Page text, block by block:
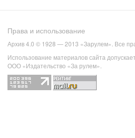
Права и использование
Архив 4.0 © 1928 — 2013 «Зарулем». Все
Использование материалов сайта
ООО «Издательство «За рулем».